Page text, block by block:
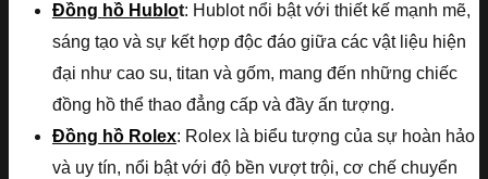
Đồng hồ Hublot: Hublot nổi bật với thiết kế mạnh mẽ,
sáng tạo và sự kết hợp độc đáo giữa các vật liệu hiện
đại như cao su, titan và gốm, mang đến những chiếc
đồng hồ thể thao đẳng cấp và đầy ấn tượng.
Đồng hồ Rolex: Rolex là biểu tượng của sự hoàn hảo
và uy tín, nổi bật với độ bền vượt trội, cơ chế chuyển